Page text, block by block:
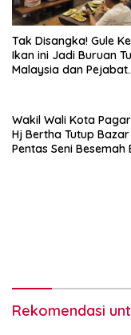
Tak Disangka! Gule
Ikan ini Jadi Buruan
Malaysia dan Pejabat
Wakil Wali Kota
Hj Bertha Tutup
Pentas Seni Besemah
Rekomendasi